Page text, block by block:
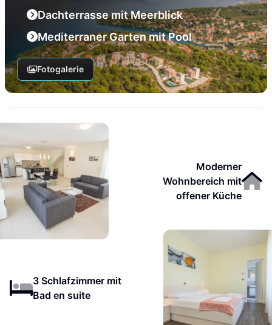
Dachterrasse mit Meerblick
Mediterraner Garten mit Pool
Fotogalerie
Moderner
Wohnbereich mit
offener Küche
3 Schlafzimmer mit
Bad en suite